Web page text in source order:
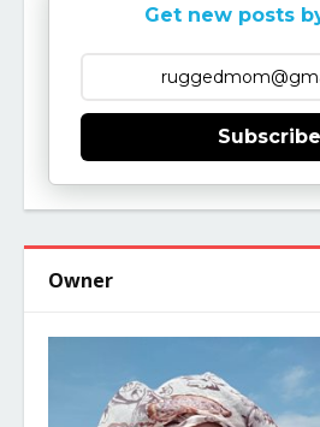
Get new posts
Subscribe
Owner